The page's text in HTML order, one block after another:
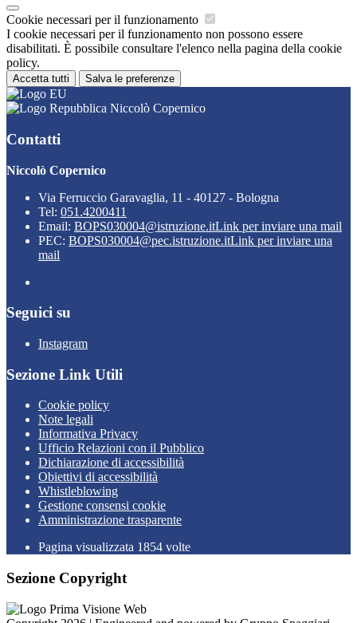
Cookie necessari per il funzionamento
I cookie necessari per il funzionamento non possono essere
disabilitati. È possibile consultare l'elenco nella pagina della cookie
policy.
Accetta tutti Salva le preferenze
Niccolò Copernico
Contatti
Niccolò Copernico
Via Ferruccio Garavaglia, 11 - 40127 - Bologna
Tel: 051.4200411
Email: BOPS030004@istruzione.itLink per inviare una mail
PEC: BOPS030004@pec.istruzione.itLink per inviare una
mail
Seguici su
Instagram
Sezione Link Utili
Cookie policy
Note legali
Informativa Privacy
Ufficio Relazioni con il Pubblico
Dichiarazione di accessibilità
Obiettivi di accessibilità
Whistleblowing
Gestione consensi cookie
Amministrazione trasparente
Pagina visualizzata 1854 volte
Sezione Copyright